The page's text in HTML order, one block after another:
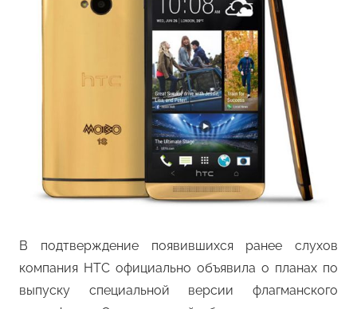
В подтверждение появившихся ранее слухов
компания HTC официально объявила о планах по
выпуску специальной версии флагманского